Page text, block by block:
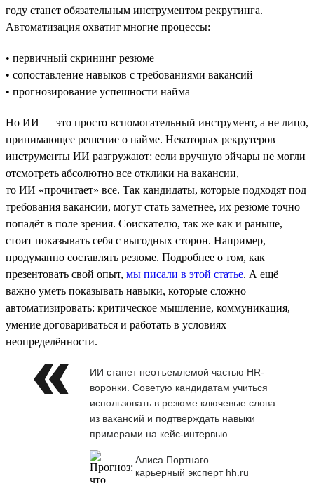
году станет обязательным инструментом рекрутинга.
Автоматизация охватит многие процессы:
• первичный скрининг резюме
• сопоставление навыков с требованиями вакансий
• прогнозирование успешности найма
Но ИИ — это просто вспомогательный инструмент, а не лицо,
принимающее решение о найме. Некоторых рекрутеров
инструменты ИИ разгружают: если вручную эйчары не могли
отсмотреть абсолютно все отклики на вакансии,
то ИИ «прочитает» все. Так кандидаты, которые подходят под
требования вакансии, могут стать заметнее, их резюме точно
попадёт в поле зрения. Соискателю, так же как и раньше,
стоит показывать себя с выгодных сторон. Например,
продуманно составлять резюме. Подробнее о том, как
презентовать свой опыт, мы писали в этой статье. А ещё
важно уметь показывать навыки, которые сложно
автоматизировать: критическое мышление, коммуникация,
умение договариваться и работать в условиях
неопределённости.
ИИ станет неотъемлемой частью HR-
воронки. Советую кандидатам учиться
использовать в резюме ключевые слова
из вакансий и подтверждать навыки
примерами на кейс-интервью
Алиса Портнаго
карьерный эксперт hh.ru